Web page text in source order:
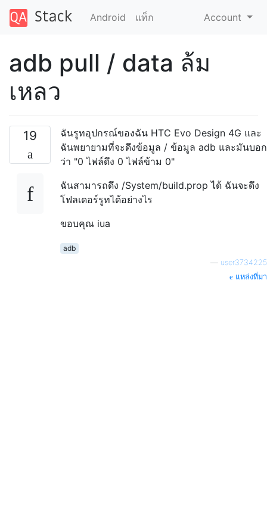
Android แท็ก Account
adb pull / data ล้ม
เหลว
19
ฉันรูทอุปกรณ์ของฉัน HTC Evo Design 4G และ
ฉันพยายามที่จะดึงข้อมูล / ข้อมูล adb และมันบอก
ว่า "0 ไฟล์ดึง 0 ไฟล์ข้าม 0"
ฉันสามารถดึง /System/build.prop ได้ ฉันจะดึง
โฟลเดอร์รูทได้อย่างไร
ขอบคุณ iua
adb
user3734225
แหล่งที่มา